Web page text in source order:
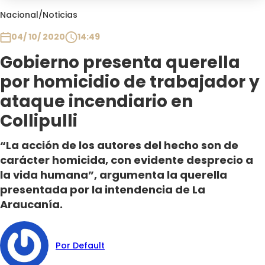
Nacional/Noticias
04/ 10/ 2020
14:49
Gobierno presenta querella
por homicidio de trabajador y
ataque incendiario en
Collipulli
“La acción de los autores del hecho son de
carácter homicida, con evidente desprecio a
la vida humana”, argumenta la querella
presentada por la intendencia de La
Araucanía.
Por Default
Club De La Comedia
Plan Perfecto
El Tiempo
Sabingo
Todos Los Programas